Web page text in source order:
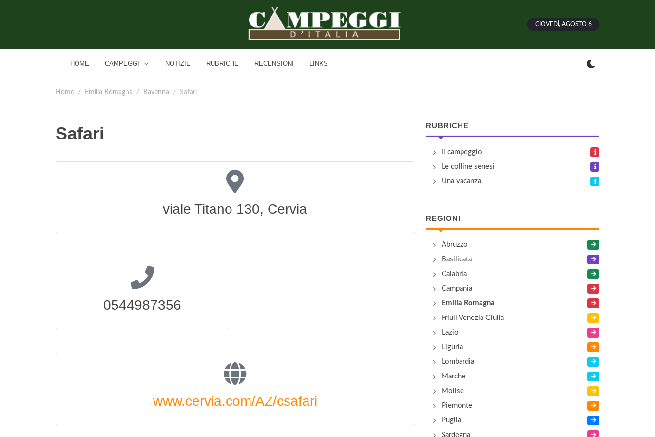
GIOVEDÌ, AGOSTO 6
HOME CAMPEGGI NOTIZIE RUBRICHE RECENSIONI LINKS
Home Emilia Romagna Ravenna Safari
Safari
viale Titano 130, Cervia
0544987356
www.cervia.com/AZ/csafari
RUBRICHE
Il campeggio
Le colline senesi
Una vacanza
REGIONI
Abruzzo
Basilicata
Calabria
Campania
Emilia Romagna
Friuli Venezia Giulia
Lazio
Liguria
Lombardia
Marche
Molise
Piemonte
Puglia
Sardegna